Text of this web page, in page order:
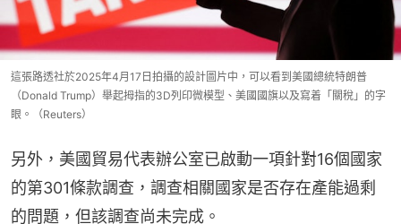
這張路透社於2025年4月17日拍攝的設計圖片中，可以看到美國總統特朗普
（Donald Trump）舉起拇指的3D列印微模型、美國國旗以及寫着「關稅」的字
眼。（Reuters）
另外，美國貿易代表辦公室已啟動一項針對16個國家
的第301條款調查，調查相關國家是否存在產能過剩
的問題，但該調查尚未完成。